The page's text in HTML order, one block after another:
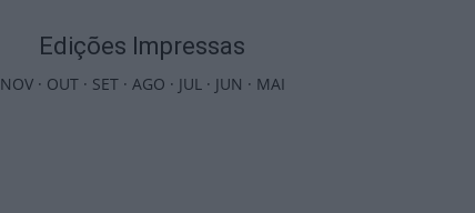
Edições Impressas
NOV· OUT· SET· AGO · JUL· JUN · MAI